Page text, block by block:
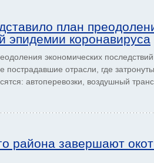
план
эпидемии коронавируса
экономических
отрасли, где
автоперевозки, воздушный
района завершают